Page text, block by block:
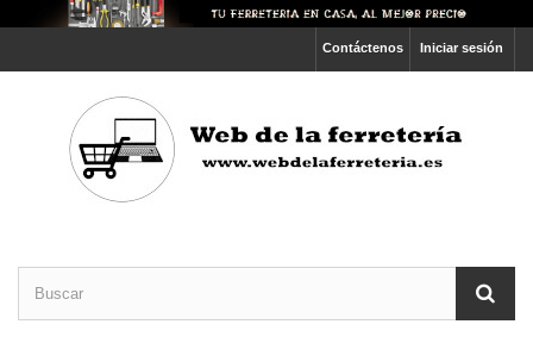
Iniciar sesión
Contáctenos